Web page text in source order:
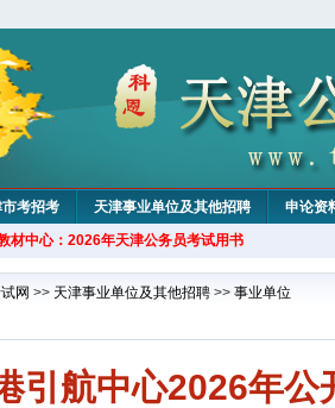
市考招考 天津事业单位及其他招聘 申论资
材中心：2026年天津公务员考试用书
网 >> 天津事业单位及其他招聘 >> 事业单位
引航中心2026年